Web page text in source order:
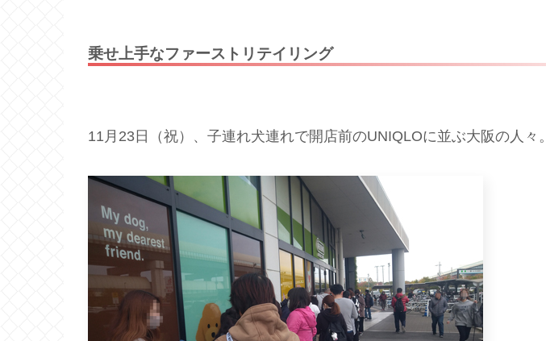
乗せ上手なファーストリテイリング
11月23日（祝）、子連れ犬連れで開店前のUNIQLOに並ぶ大阪の人々。